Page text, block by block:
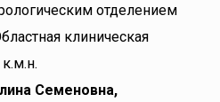
отделением
клиническая
Семеновна,